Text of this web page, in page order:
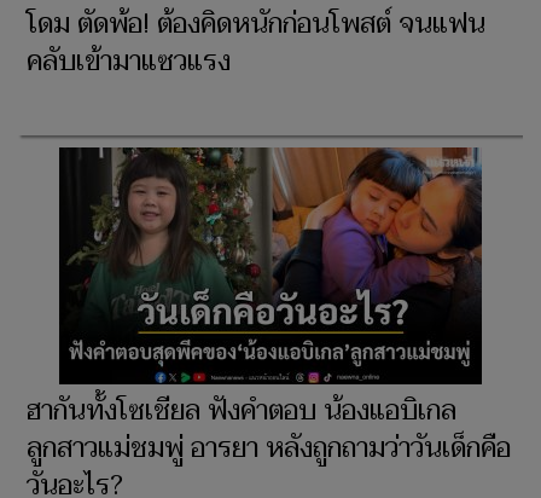
​โดม ตัดพ้อ! ต้องคิดหนักก่อนโพสต์ จนแฟน
คลับเข้ามาแซวแรง
ฮากันทั้งโซเชียล ฟังคำตอบ น้องแอบิเกล
ลูกสาวแม่ชมพู่ อารยา หลังถูกถามว่าวันเด็กคือ
วันอะไร?